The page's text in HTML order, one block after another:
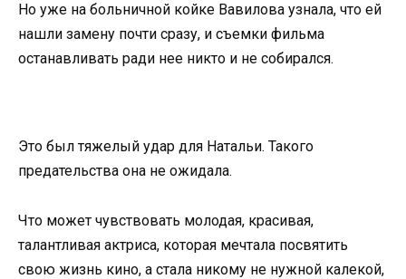
Но уже на больничной койке Вавилова узнала, что ей
нашли замену почти сразу, и съемки фильма
останавливать ради нее никто и не собирался.
Это был тяжелый удар для Натальи. Такого
предательства она не ожидала.
Что может чувствовать молодая, красивая,
талантливая актриса, которая мечтала посвятить
свою жизнь кино, а стала никому не нужной калекой,